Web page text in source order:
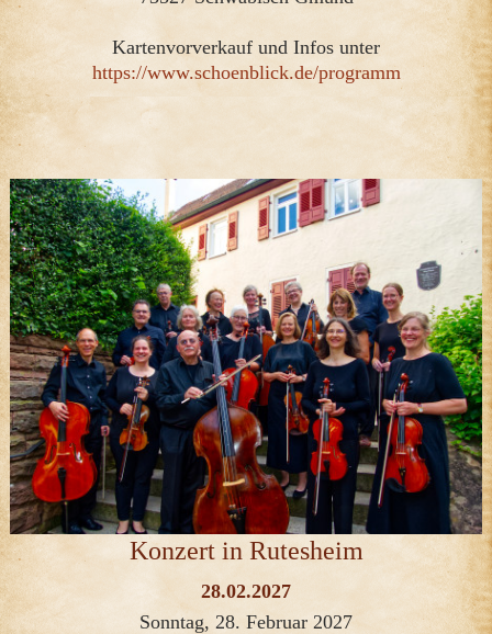
Kartenvorverkauf und Infos unter
https://www.schoenblick.de/programm
Konzert in Rutesheim
28.02.2027
Sonntag, 28. Februar 2027